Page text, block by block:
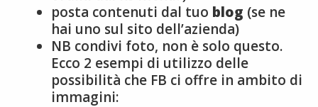
posta contenuti dal tuo blog (se ne
hai uno sul sito dell’azienda)
NB condivi foto, non è solo questo.
Ecco 2 esempi di utilizzo delle
possibilità che FB ci offre in ambito di
immagini: